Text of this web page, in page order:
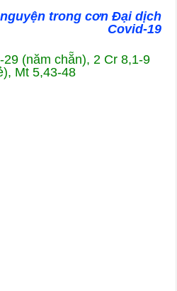
trong cơn Đại dịch
Covid-19
29 (năm chẵn), 2 Cr 8,1-9
Mt 5,43-48